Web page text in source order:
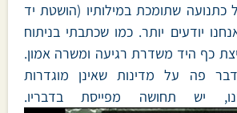
שתומכת במילותיו (הושטת יד
יודעים יותר. כמו שכתבתי בניתוח
כף היד משדרת רגיעה ומשרה אמון.
פה על מדינות שאינן מוגדרות
יש תחושה מפייסת בדבריו.